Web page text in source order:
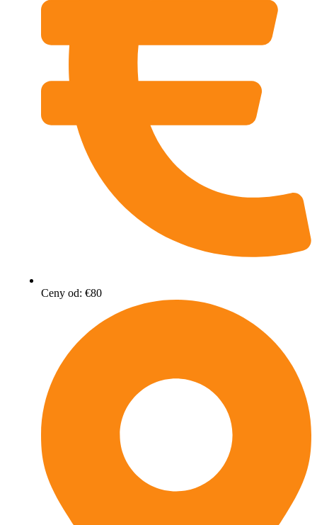
Ceny od: €80